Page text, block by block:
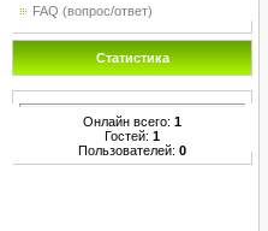
FAQ (вопрос/ответ)
Статистика
Онлайн всего: 1
Гостей: 1
Пользователей: 0